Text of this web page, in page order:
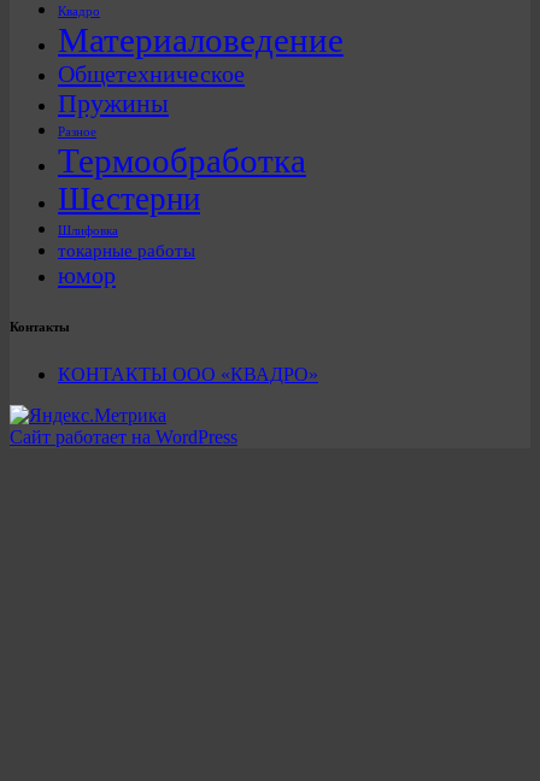
Квадро
Материаловедение
Общетехническое
Пружины
Разное
Термообработка
Шестерни
Шлифовка
токарные работы
юмор
Контакты
КОНТАКТЫ ООО «КВАДРО»
Сайт работает на WordPress